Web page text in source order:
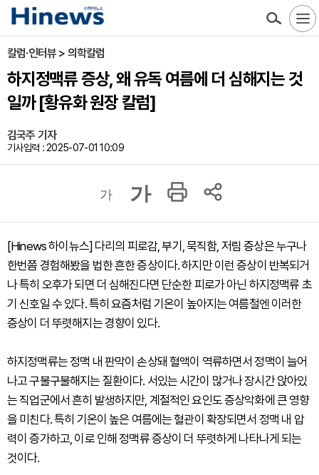
칼럼·인터뷰 > 의학칼럼
하지정맥류 증상, 왜 유독 여름에 더 심해지는 것
일까 [황유화 원장 칼럼]
김국주 기자
기사입력 : 2025-07-01 10:09
가 가
[Hinews 하이뉴스] 다리의 피로감, 부기, 묵직함, 저림 증상은 누구나
한번쯤 경험해봤을 법한 흔한 증상이다. 하지만 이런 증상이 반복되거
나 특히 오후가 되면 더 심해진다면 단순한 피로가 아닌 하지정맥류 초
기 신호일 수 있다. 특히 요즘처럼 기온이 높아지는 여름철엔 이러한
증상이 더 뚜렷해지는 경향이 있다.
하지정맥류는 정맥 내 판막이 손상돼 혈액이 역류하면서 정맥이 늘어
나고 구불구불해지는 질환이다. 서있는 시간이 많거나 장시간 앉아있
는 직업군에서 흔히 발생하지만, 계절적인 요인도 증상악화에 큰 영향
을 미친다. 특히 기온이 높은 여름에는 혈관이 확장되면서 정맥 내 압
력이 증가하고, 이로 인해 정맥류 증상이 더 뚜렷하게 나타나게 되는
것이다.